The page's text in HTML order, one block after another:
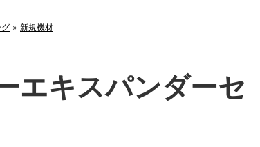
新規機材
キスパンダーセ